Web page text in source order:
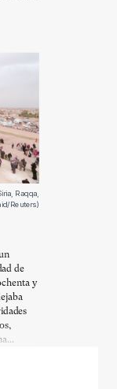
Raqqa,
Reuters)
de
y